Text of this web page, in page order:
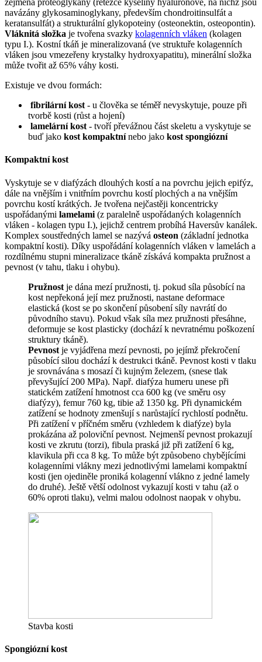
zejména proteoglykany (řetězce kyseliny hyaluronové, na nichž jsou
navázány glykosaminoglykany, především chondroitinsulfát a
keratansulfát) a strukturální glykopoteiny (osteonektin, osteopontin).
Vláknitá složka je tvořena svazky kolagenních vláken (kolagen
typu I.). Kostní tkáň je mineralizovaná (ve struktuře kolagenních
vláken jsou vmezeřeny krystalky hydroxyapatitu), minerální složka
může tvořit až 65% váhy kosti.
Existuje ve dvou formách:
fibrilární kost - u člověka se téměř nevyskytuje, pouze při
tvorbě kosti (růst a hojení)
lamelární kost - tvoří převážnou část skeletu a vyskytuje se
buď jako kost kompaktnínebo jako kost spongiózní
Kompaktní kost
Vyskytuje se v diafýzách dlouhých kostí a na povrchu jejich epifýz,
dále na vnějším i vnitřním povrchu kostí plochých a na vnějším
povrchu kostí krátkých. Je tvořena nejčastěji koncentricky
uspořádanými lamelami (z paralelně uspořádaných kolagenních
vláken - kolagen typu I.), jejichž centrem probíhá Haversův kanálek.
Komplex soustředných lamel se nazývá osteon (základní jednotka
kompaktní kosti). Díky uspořádání kolagenních vláken v lamelách a
rozdílnému stupni mineralizace tkáně získává kompakta pružnost a
pevnost (v tahu, tlaku i ohybu).
Pružnost je dána mezí pružnosti, tj. pokud síla působící na
kost nepřekoná její mez pružnosti, nastane deformace
elastická (kost se po skončení působení síly navrátí do
původního stavu). Pokud však síla mez pružnosti přesáhne,
deformuje se kost plasticky (dochází k nevratnému poškození
struktury tkáně).
Pevnost je vyjádřena mezí pevnosti, po jejímž překročení
působící silou dochází k destrukci tkáně. Pevnost kosti v tlaku
je srovnávána s mosazí či kujným železem, (snese tlak
převyšující 200 MPa). Např. diafýza humeru unese při
statickém zatížení hmotnost cca 600 kg (ve směru osy
diafýzy), femur 760 kg, tibie až 1350 kg. Při dynamickém
zatížení se hodnoty zmenšují s narůstající rychlostí podnětu.
Při zatížení v příčném směru (vzhledem k diafýze) byla
prokázána až poloviční pevnost. Nejmenší pevnost prokazují
kosti ve zkrutu (torzi), fibula praská již při zatížení 6 kg,
klavikula při cca 8 kg. To může být způsobeno chybějícími
kolagenními vlákny mezi jednotlivými lamelami kompaktní
kosti (jen ojediněle proniká kolagenní vlákno z jedné lamely
do druhé). Ještě větší odolnost vykazují kosti v tahu (až o
60% oproti tlaku), velmi malou odolnost naopak v ohybu.
Stavba kosti
Spongiózní kost